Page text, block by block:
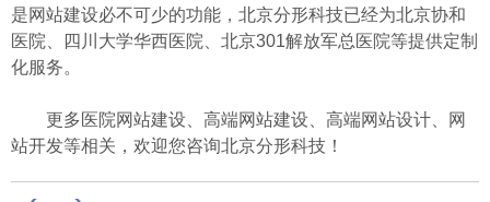
是网站建设必不可少的功能，北京分形科技已经为北京协和
医院、四川大学华西医院、北京301解放军总医院等提供定制
化服务。
更多医院网站建设、高端网站建设、高端网站设计、网
站开发等相关，欢迎您咨询北京分形科技！